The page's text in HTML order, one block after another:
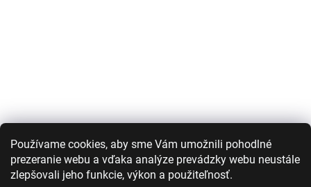
Používame cookies, aby sme Vám umožnili pohodlné
prezeranie webu a vďaka analýze prevádzky webu neustále
zlepšovali jeho funkcie, výkon a použiteľnosť.
Vodeodolné lepky na LACE
parochne alebo tape-in
Zmývateľné
- zelená